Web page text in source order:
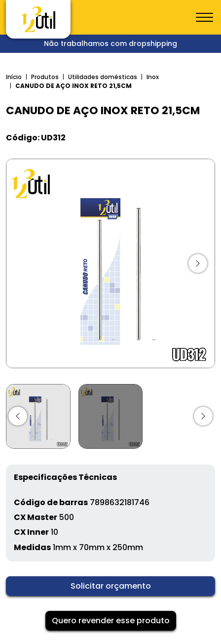
Não trabalhamos com dropshipping
Início Produtos Utilidades domésticas
Inox
CANUDO DE AÇO INOX RETO 21,5CM
CANUDO DE AÇO INOX RETO 21,5CM
Código: UD312
Especificações Técnicas
Código de barras 7898632181746
CX Master 500
CX Inner10
Medidas1mm x 70mm x 250mm
Solicitar orçamento
Quero revender esse produto